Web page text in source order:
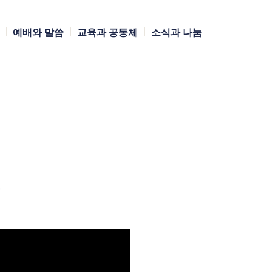
예배와 말씀 교육과 공동체 소식과 나눔